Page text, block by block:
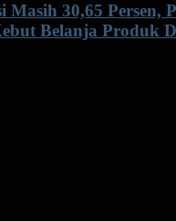
Masih 30,65 Persen,
Belanja Produk